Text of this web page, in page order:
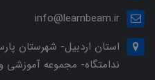
info@learnbeam.ir
استان اردبیل- شهرستان
ندامتگاه- مجموعه آموزشی